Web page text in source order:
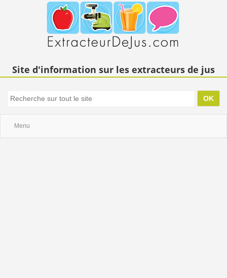
Site d'information sur les extracteurs de jus
Menu